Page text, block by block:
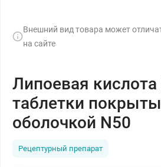
Внешний вид товара может
на сайте
Липоевая
таблетки
оболочкой N50
Рецептурный препарат